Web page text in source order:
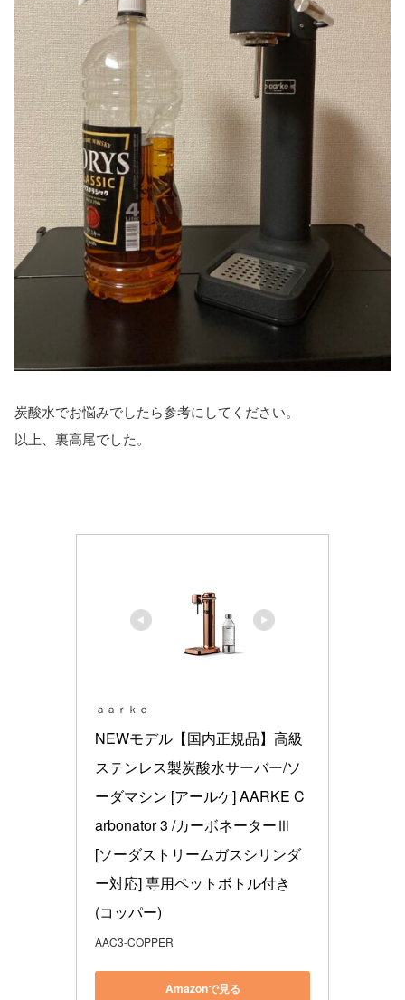
炭酸水でお悩みでしたら参考にしてください。
以上、裏高尾でした。
ａａｒｋｅ
NEWモデル【国内正規品】高級
ステンレス製炭酸水サーバー/ソ
ーダマシン [アールケ] AARKE C
arbonator 3 /カーボネーターⅢ
[ソーダストリームガスシリンダ
ー対応] 専用ペットボトル付き
(コッパー)
AAC3-COPPER
Amazonで見る